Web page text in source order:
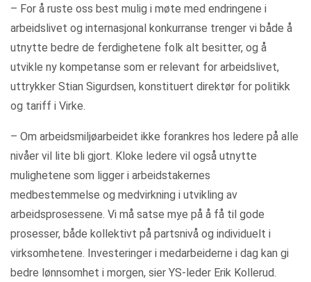
– For å ruste oss best mulig i møte med endringene i
arbeidslivet og internasjonal konkurranse trenger vi både å
utnytte bedre de ferdighetene folk alt besitter, og å
utvikle ny kompetanse som er relevant for arbeidslivet,
uttrykker Stian Sigurdsen, konstituert direktør for politikk
og tariff i Virke.
– Om arbeidsmiljøarbeidet ikke forankres hos ledere på alle
nivåer vil lite bli gjort. Kloke ledere vil også utnytte
mulighetene som ligger i arbeidstakernes
medbestemmelse og medvirkning i utvikling av
arbeidsprosessene. Vi må satse mye på å få til gode
prosesser, både kollektivt på partsnivå og individuelt i
virksomhetene. Investeringer i medarbeiderne i dag kan gi
bedre lønnsomhet i morgen, sier YS-leder Erik Kollerud.